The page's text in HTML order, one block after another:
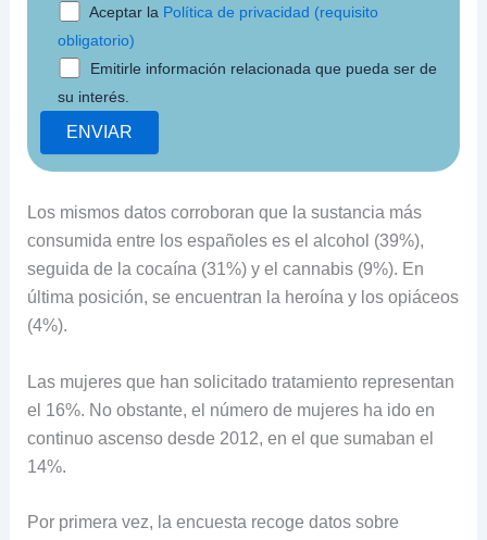
Aceptar la Política de privacidad (requisito
obligatorio)
Emitirle información relacionada que pueda ser de
su interés.
Los mismos datos corroboran que la sustancia más
consumida entre los españoles es el alcohol (39%),
seguida de la cocaína (31%) y el cannabis (9%). En
última posición, se encuentran la heroína y los opiáceos
(4%).
Las mujeres que han solicitado tratamiento representan
el 16%. No obstante, el número de mujeres ha ido en
continuo ascenso desde 2012, en el que sumaban el
14%.
Por primera vez, la encuesta recoge datos sobre